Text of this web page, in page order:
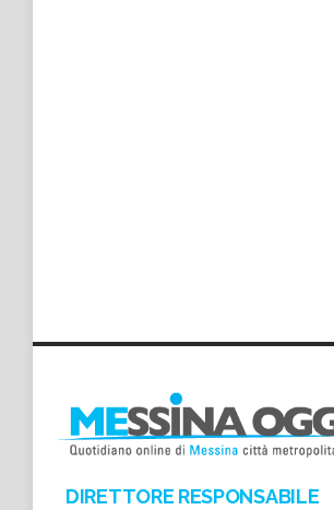
DIRETTORE RESPONSABILE